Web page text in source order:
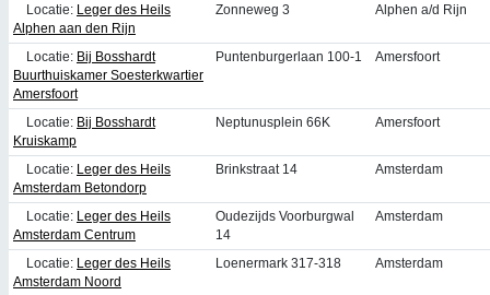
Locatie: Leger des Heils
Alphen aan den Rijn
Zonneweg 3 Alphen a/d Rijn
Locatie: Bij Bosshardt
Buurthuiskamer Soesterkwartier
Amersfoort
Puntenburgerlaan 100-1 Amersfoort
Locatie: Bij Bosshardt
Kruiskamp
Neptunusplein 66K Amersfoort
Locatie: Leger des Heils
Amsterdam Betondorp
Brinkstraat 14 Amsterdam
Locatie: Leger des Heils
Amsterdam Centrum
Oudezijds Voorburgwal
14
Amsterdam
Locatie: Leger des Heils
Amsterdam Noord
Loenermark 317-318 Amsterdam